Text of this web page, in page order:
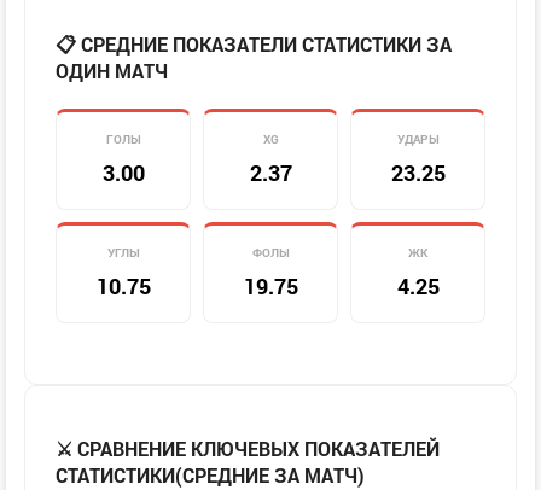
📋 СРЕДНИЕ ПОКАЗАТЕЛИ СТАТИСТИКИ ЗА
ОДИН МАТЧ
ГОЛЫ
3.00
XG
2.37
УДАРЫ
23.25
УГЛЫ
10.75
ФОЛЫ
19.75
ЖК
4.25
⚔️ СРАВНЕНИЕ КЛЮЧЕВЫХ ПОКАЗАТЕЛЕЙ
СТАТИСТИКИ(СРЕДНИЕ ЗА МАТЧ)